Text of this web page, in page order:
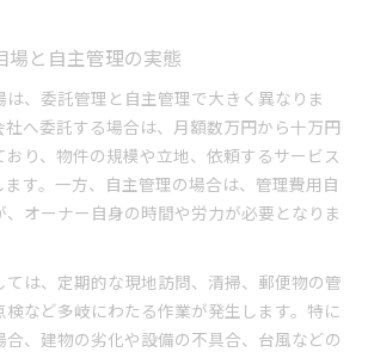
場と自主管理の実態
、委託管理と自主管理で大きく異なりま
へ委託する場合は、月額数万円から十万円
り、物件の規模や立地、依頼するサービス
す。一方、自主管理の場合は、管理費用自
オーナー自身の時間や労力が必要となりま
ては、定期的な現地訪問、清掃、郵便物の管
など多岐にわたる作業が発生します。特に
、建物の劣化や設備の不具合、台風などの